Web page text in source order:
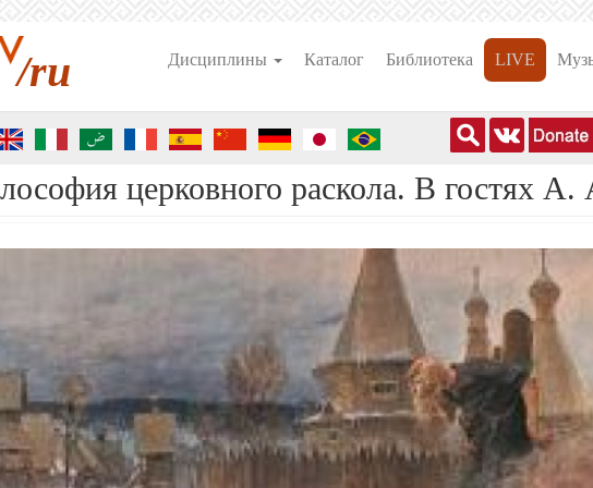
/ru Дисциплины Каталог Библиотека LIVE
церковного раскола. В гостях А.